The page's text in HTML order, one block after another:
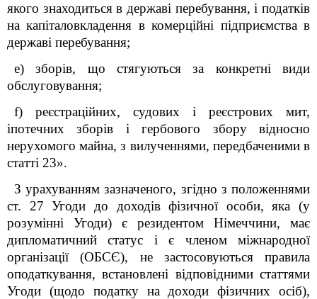
якого знаходиться в державі перебування, і податків
на капіталовкладення в комерційні підприємства в
державі перебування;
e) зборів, що стягуються за конкретні види
обслуговування;
f) реєстраційних, судових і реєстрових мит,
іпотечних зборів і гербового збору відносно
нерухомого майна, з вилученнями, передбаченими в
статті 23».
З урахуванням зазначеного, згідно з положеннями
ст. 27 Угоди до доходів фізичної особи, яка (у
розумінні Угоди) є резидентом Німеччини, має
дипломатичний статус і є членом міжнародної
організації (ОБСЄ), не застосовуються правила
оподаткування, встановлені відповідними статтями
Угоди (щодо податку на доходи фізичних осіб),